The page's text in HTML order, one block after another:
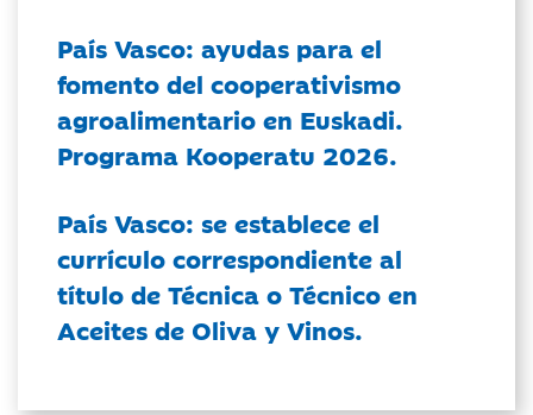
País Vasco: ayudas para el
fomento del cooperativismo
agroalimentario en Euskadi.
Programa Kooperatu 2026.
País Vasco: se establece el
currículo correspondiente al
título de Técnica o Técnico en
Aceites de Oliva y Vinos.